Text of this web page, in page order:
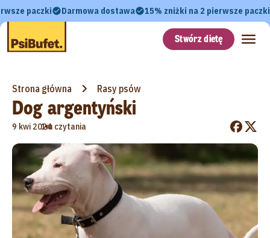
paczki Darmowa dostawa 15% zniżki na 2 pierwsze paczki
Stwórz dietę
Strona główna Rasy psów
Dog argentyński
9 kwi 2024
•
1m czytania